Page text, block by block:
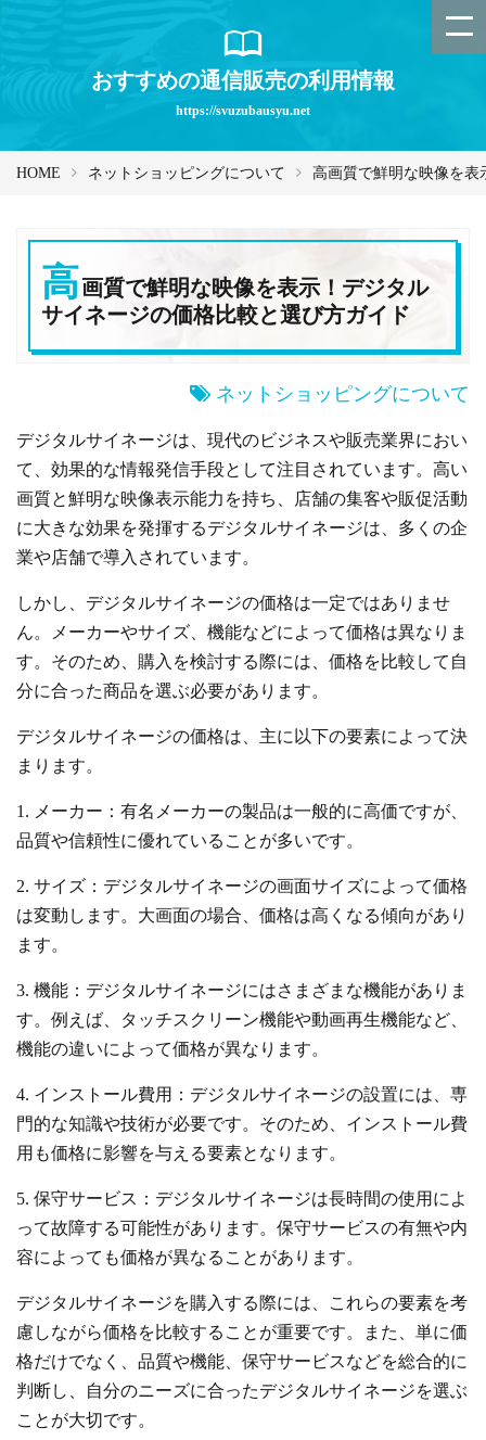
おすすめの通信販売の利用情報
https://svuzubausyu.net
HOME ネットショッピングについて 高画質で鮮明な映像を表
高画質で鮮明な映像を表示！デジタル
サイネージの価格比較と選び方ガイド
ネットショッピングについて
デジタルサイネージは、現代のビジネスや販売業界におい
て、効果的な情報発信手段として注目されています。高い
画質と鮮明な映像表示能力を持ち、店舗の集客や販促活動
に大きな効果を発揮するデジタルサイネージは、多くの企
業や店舗で導入されています。
しかし、デジタルサイネージの価格は一定ではありませ
ん。メーカーやサイズ、機能などによって価格は異なりま
す。そのため、購入を検討する際には、価格を比較して自
分に合った商品を選ぶ必要があります。
デジタルサイネージの価格は、主に以下の要素によって決
まります。
1. メーカー：有名メーカーの製品は一般的に高価ですが、
品質や信頼性に優れていることが多いです。
2. サイズ：デジタルサイネージの画面サイズによって価格
は変動します。大画面の場合、価格は高くなる傾向があり
ます。
3. 機能：デジタルサイネージにはさまざまな機能がありま
す。例えば、タッチスクリーン機能や動画再生機能など、
機能の違いによって価格が異なります。
4. インストール費用：デジタルサイネージの設置には、専
門的な知識や技術が必要です。そのため、インストール費
用も価格に影響を与える要素となります。
5. 保守サービス：デジタルサイネージは長時間の使用によ
って故障する可能性があります。保守サービスの有無や内
容によっても価格が異なることがあります。
デジタルサイネージを購入する際には、これらの要素を考
慮しながら価格を比較することが重要です。また、単に価
格だけでなく、品質や機能、保守サービスなどを総合的に
判断し、自分のニーズに合ったデジタルサイネージを選ぶ
ことが大切です。